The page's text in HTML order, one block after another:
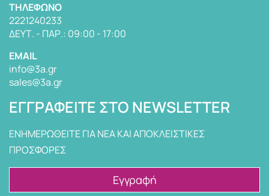
TΗΛΈΦΩΝΟ
2221240233
ΔΕΥΤ. - ΠΑΡ.: 09:00 - 17:00
EMAIL
info@3a.gr
sales@3a.gr
ΕΓΓΡΑΦΕΊΤΕ ΣΤΟ NEWSLETTER
ΕΝΗΜΕΡΩΘΕΙΤΕ ΓΙΑ ΝΕΑ ΚΑΙ ΑΠΟΚΛΕΙΣΤΙΚΕΣ
ΠΡΟΣΦΟΡΕΣ
Εγγραφή